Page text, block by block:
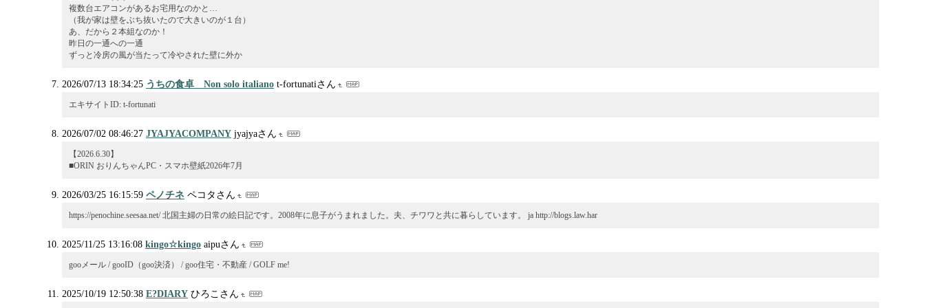
複数台エアコンがあるお宅用なのかと…
（我が家は壁をぶち抜いたので大きいのが１台）
あ、だから２本組なのか！
昨日の一通への一通
ずっと冷房の風が当たって冷やされた壁に外か
2026/07/13 18:34:25 うちの食卓 Non solo italiano t-fortunatiさん
エキサイトID: t-fortunati
2026/07/02 08:46:27 JYAJYACOMPANY jyajyaさん
【2026.6.30】
■ORIN おりんちゃんPC・スマホ壁紙2026年7月
2026/03/25 16:15:59 ペノチネ ペコタさん
https://penochine.seesaa.net/ 北国主婦の日常の絵日記です。2008年に息子がうまれました。夫、チワワと共に暮らしています。 ja http://blogs.law.har
2025/11/25 13:16:08 kingo☆kingo aipuさん
gooメール / gooID（goo決済） / goo住宅・不動産 / GOLF me!
2025/10/19 12:50:38 E?DIARY ひろこさん